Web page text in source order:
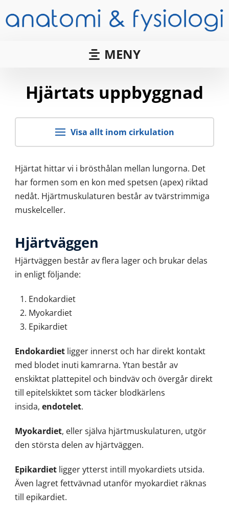
MENY
Hjärtats uppbyggnad
Visa allt inom cirkulation
Hjärtat hittar vi i brösthålan mellan lungorna. Det
har formen som en kon med spetsen (apex) riktad
nedåt. Hjärtmuskulaturen består av tvärstrimmiga
muskelceller.
Hjärtväggen
Hjärtväggen består av flera lager och brukar delas
in enligt följande:
Endokardiet
Myokardiet
Epikardiet
Endokardiet ligger innerst och har direkt kontakt
med blodet inuti kamrarna. Ytan består av
enskiktat plattepitel och bindväv och övergår direkt
till epitelskiktet som täcker blodkärlens
insida,endotelet.
Myokardiet, eller själva hjärtmuskulaturen, utgör
den största delen av hjärtväggen.
Epikardiet ligger ytterst intill myokardiets utsida.
Även lagret fettvävnad utanför myokardiet räknas
till epikardiet.